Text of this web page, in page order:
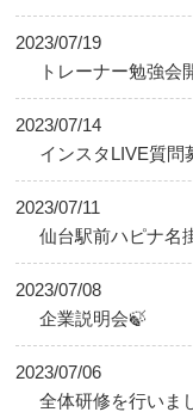
2023/07/19
トレーナー勉強会
2023/07/14
インスタLIVE質問
2023/07/11
仙台駅前ハピナ名
2023/07/08
企業説明会🍃
2023/07/06
全体研修を行いま